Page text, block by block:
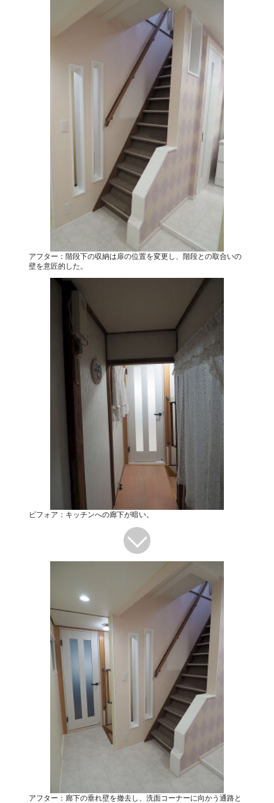
アフター：階段下の収納は扉の位置を変更し、階段との取合いの
壁を意匠的した。
ビフォア：キッチンへの廊下が暗い。
アフター：廊下の垂れ壁を撤去し、洗面コーナーに向かう通路と